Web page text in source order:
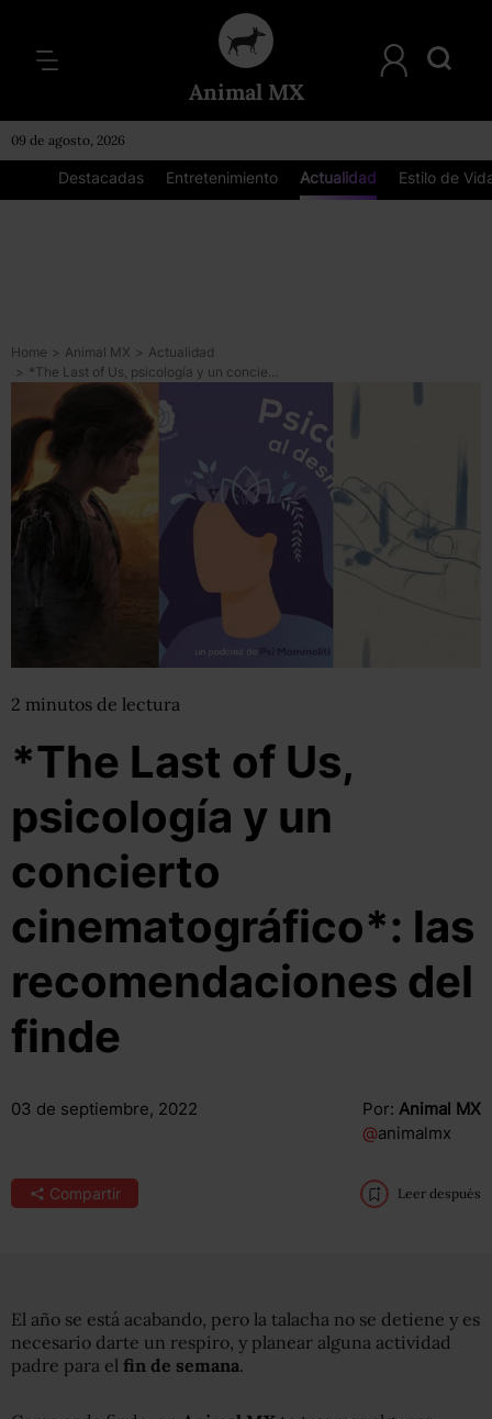
Animal MX
09 de agosto, 2026
Destacadas Entretenimiento Actualidad Estilo de
Home > Animal MX > Actualidad
>
*The Last of Us, psicología y un concierto cinematográfico*: las recomendaciones del finde
2 minutos de lectura
*The Last of Us,
psicología y un
concierto
cinematográfico*: las
recomendaciones del
finde
03 de septiembre, 2022 Por: Animal MX
@animalmx
Compartir Leer después
El año se está acabando, pero la talacha no se detiene y es
necesario darte un respiro, y planear alguna actividad
padre para el fin de semana.